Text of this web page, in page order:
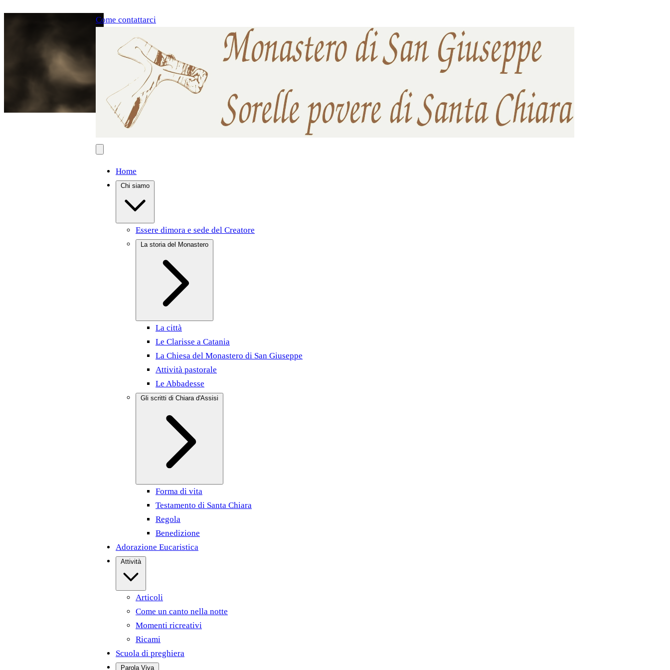
Come contattarci
Home
Essere dimora e sede del Creatore
La città
Le Clarisse a Catania
La Chiesa del Monastero di San Giuseppe
Attività pastorale
Le Abbadesse
Forma di vita
Testamento di Santa Chiara
Regola
Benedizione
Adorazione Eucaristica
Articoli
Come un canto nella notte
Momenti ricreativi
Ricami
Scuola di preghiera